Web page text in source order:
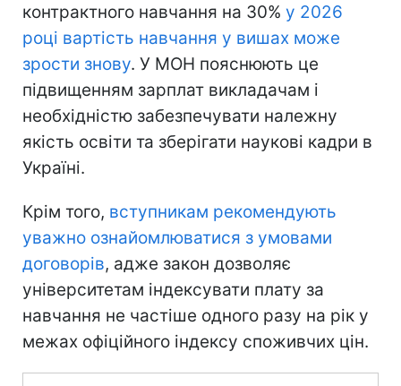
контрактного навчання на 30% у 2026
році вартість навчання у вишах може
зрости знову. У МОН пояснюють це
підвищенням зарплат викладачам і
необхідністю забезпечувати належну
якість освіти та зберігати наукові кадри в
Україні.
Крім того, вступникам рекомендують
уважно ознайомлюватися з умовами
договорів, адже закон дозволяє
університетам індексувати плату за
навчання не частіше одного разу на рік у
межах офіційного індексу споживчих цін.